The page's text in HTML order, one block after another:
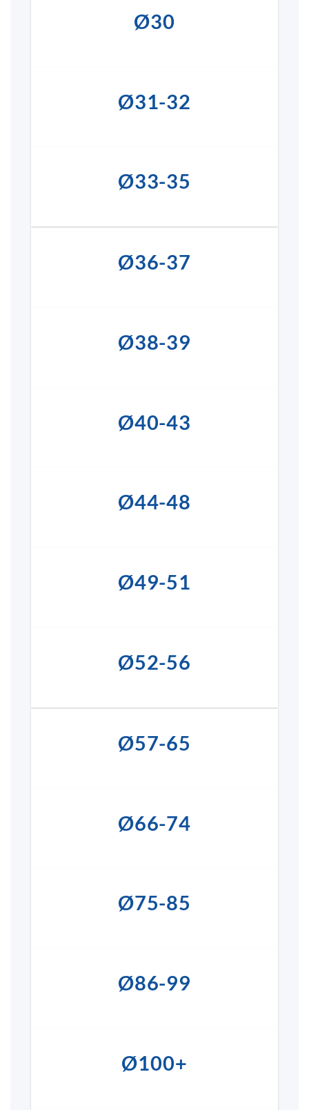
Ø30
Ø31-32
Ø33-35
Ø36-37
Ø38-39
Ø40-43
Ø44-48
Ø49-51
Ø52-56
Ø57-65
Ø66-74
Ø75-85
Ø86-99
Ø100+